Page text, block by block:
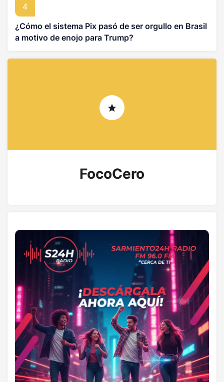
4
¿Cómo el sistema Pix pasó de ser orgullo en Brasil
a motivo de enojo para Trump?
FocoCero